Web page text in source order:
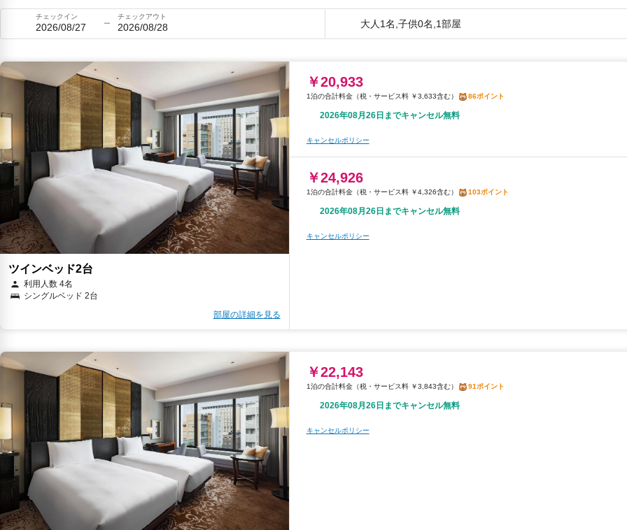
チェックイン
2026/08/27
チェックアウト
2026/08/28 大人1名,子供0名,1部屋
ツインベッド2台
利用人数 4名
シングルベッド 2台
部屋の詳細を見る
￥20,933
税・サービス料 ￥3,633含む 86ポイント
2026年08月26日までキャンセル無料
キャンセルポリシー
￥24,926
税・サービス料 ￥4,326含む 103ポイント
2026年08月26日までキャンセル無料
キャンセルポリシー
￥22,143
税・サービス料 ￥3,843含む 91ポイント
2026年08月26日までキャンセル無料
キャンセルポリシー